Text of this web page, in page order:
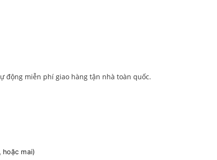
động miễn phí giao hàng tận nhà toàn quốc.
mai)